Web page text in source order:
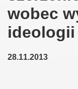
wobec
ideologii
28.11.2013